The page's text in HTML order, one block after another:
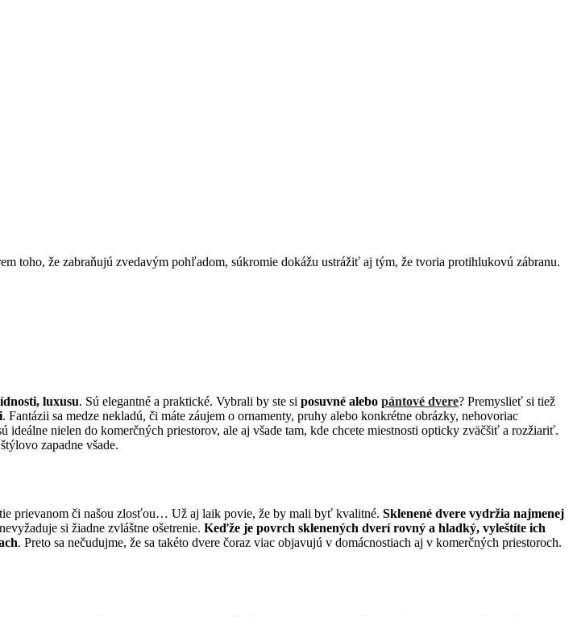
toho, že zabraňujú zvedavým pohľadom, súkromie dokážu ustrážiť aj tým, že tvoria protihlukovú zábranu.
luxusu. Sú elegantné a praktické. Vybrali by ste si posuvné alebo pántové dvere? Premyslieť si tiež
. Fantázii sa medze nekladú, či máte záujem o ornamenty, pruhy alebo konkrétne obrázky, nehovoriac
ideálne nielen do komerčných priestorov, ale aj všade tam, kde chcete miestnosti opticky zväčšiť a rozžiariť.
zapadne všade.
prievanom či našou zlosťou… Už aj laik povie, že by mali byť kvalitné. Sklenené dvere vydržia najmenej
si žiadne zvláštne ošetrenie. Keďže je povrch sklenených dverí rovný a hladký, vyleštíte ich
. Preto sa nečudujme, že sa takéto dvere čoraz viac objavujú v domácnostiach aj v komerčných priestoroch.